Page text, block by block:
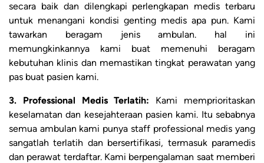
secara baik dan dilengkapi perlengkapan medis terbaru
untuk menangani kondisi genting medis apa pun. Kami
tawarkan beragam jenis ambulan. hal ini
memungkinkannya kami buat memenuhi beragam
kebutuhan klinis dan memastikan tingkat perawatan yang
pas buat pasien kami.
3. Professional Medis Terlatih: Kami memprioritaskan
keselamatan dan kesejahteraan pasien kami. Itu sebabnya
semua ambulan kami punya staff professional medis yang
sangatlah terlatih dan bersertifikasi, termasuk paramedis
dan perawat terdaftar. Kami berpengalaman saat memberi